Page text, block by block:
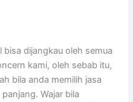
dijangkau oleh semua
kami, oleh sebab itu,
bila anda memilih jasa
Wajar bila